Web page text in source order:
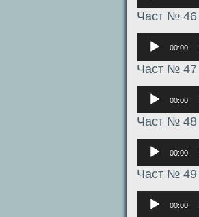
Част № 46
Аудиоплеер
00:00
Част № 47
Аудиоплеер
00:00
Част № 48
Аудиоплеер
00:00
Част № 49
Аудиоплеер
00:00